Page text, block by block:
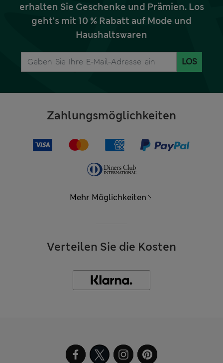
erhalten Sie Geschenke und Prämien. Los
geht‘s mit 10 % Rabatt auf Mode und
Haushaltswaren
LOS
Zahlungsmöglichkeiten
Mehr Möglichkeiten
Verteilen Sie die Kosten